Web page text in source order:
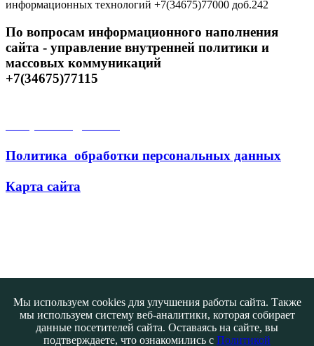
информационных технологий +7(34675)77000 доб.242
По вопросам информационного наполнения
сайта - управление внутренней политики и
массовых коммуникаций
+7(34675)77115
Политика обработки персональных данных
Карта сайта
Мы используем cookies для улучшения работы сайта. Также
мы используем систему веб-аналитики, которая собирает
данные посетителей сайта. Оставаясь на сайте, вы
подтверждаете, что ознакомились с Политикой